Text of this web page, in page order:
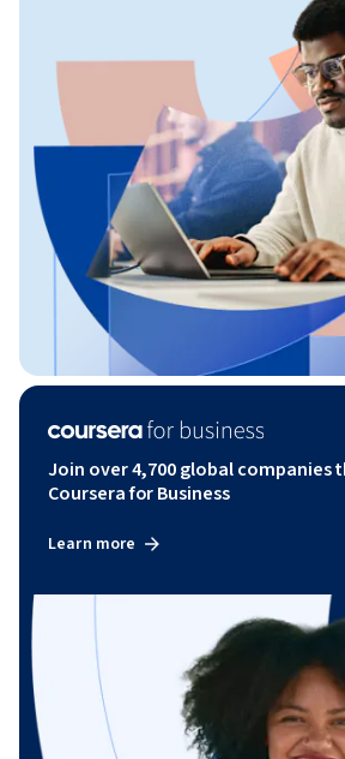
Join over 4,700 global companies
Coursera for Business
Learn more